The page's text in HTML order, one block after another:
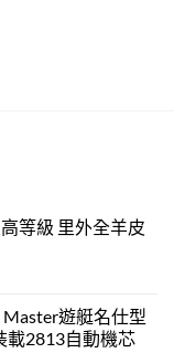
等級 里外全羊皮
遊艇名仕型
載2813自動機芯